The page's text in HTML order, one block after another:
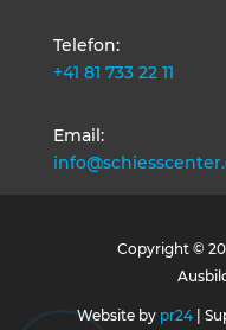
Telefon:
+41 81 733 22 11
Email:
Copyright ©
Website by pr24|